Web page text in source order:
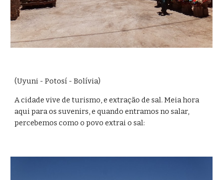
(Uyuni - Potosí - Bolívia)
A cidade vive de turismo, e extração de sal. Meia hora
aqui para os suvenirs, e quando entramos no salar,
percebemos como o povo extrai o sal: